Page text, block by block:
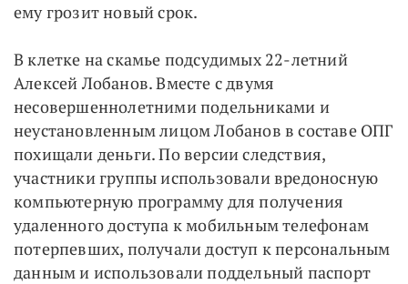
ему грозит новый срок.
В клетке на скамье подсудимых 22-летний
Алексей Лобанов. Вместе с двумя
несовершеннолетними подельниками и
неустановленным лицом Лобанов в составе ОПГ
похищали деньги. По версии следствия,
участники группы использовали вредоносную
компьютерную программу для получения
удаленного доступа к мобильным телефонам
потерпевших, получали доступ к персональным
данным и использовали поддельный паспорт